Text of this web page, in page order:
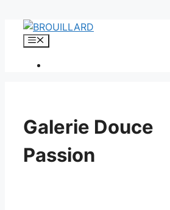
Aller
Menu
Galerie Douce
Passion